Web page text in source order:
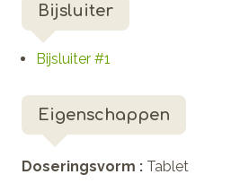
Bijsluiter
Bijsluiter #1
Eigenschappen
Doseringsvorm : Tablet